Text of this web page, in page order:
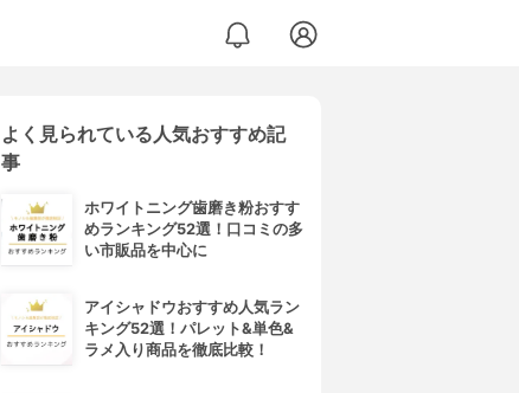
よく見られている人気おすすめ記
事
ホワイトニング歯磨き粉おすす
めランキング52選！口コミの多
い市販品を中心に
アイシャドウおすすめ人気ラン
キング52選！パレット&単色&
ラメ入り商品を徹底比較！